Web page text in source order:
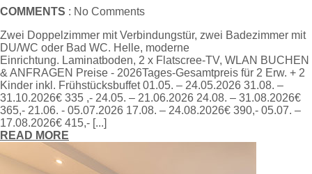
COMMENTS : No Comments
Zwei Doppelzimmer mit Verbindungstür, zwei Badezimmer mit
DU/WC oder Bad WC. Helle, moderne
Einrichtung. Laminatboden, 2 x Flatscree-TV, WLAN BUCHEN
& ANFRAGEN Preise - 2026Tages-Gesamtpreis für 2 Erw. + 2
Kinder inkl. Frühstücksbuffet 01.05. – 24.05.2026 31.08. –
31.10.2026€ 335 ,- 24.05. – 21.06.2026 24.08. – 31.08.2026€
365,- 21.06. - 05.07.2026 17.08. – 24.08.2026€ 390,- 05.07. –
17.08.2026€ 415,- [...]
READ MORE